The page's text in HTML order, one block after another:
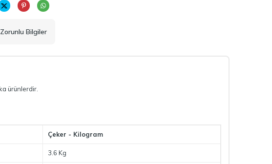
Zorunlu Bilgiler
ürünlerdir.
Çeker - Kilogram
3.6 Kg